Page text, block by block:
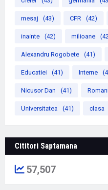
mesaj (43) CFR (42)
inainte (42) milioane
Alexandru Rogobete (41)
Educatiei (41) Interne
Nicusor Dan (41)
Universitatea (41) clasa
Cititori Saptamana
57,507